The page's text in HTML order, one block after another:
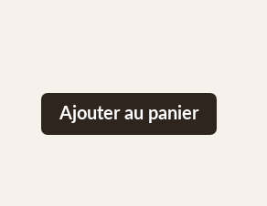
Ajouter au panier